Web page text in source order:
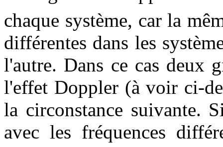
chaque système, car la
différentes dans les
l'autre. Dans ce cas deux
l'effet Doppler (à voir ci-
la circonstance suivante.
avec les fréquences